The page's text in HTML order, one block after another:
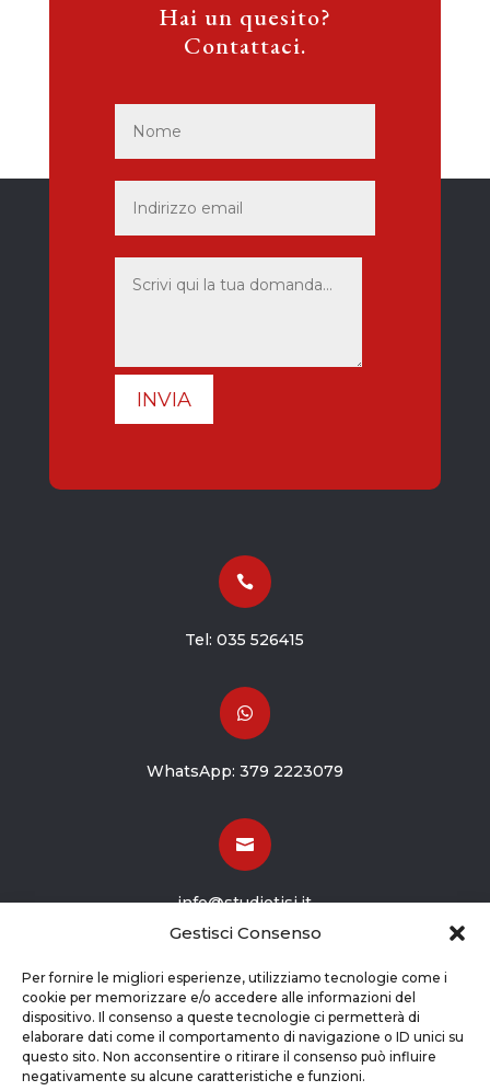
Gestisci Consenso
Per fornire le migliori esperienze, utilizziamo tecnologie come i
cookie per memorizzare e/o accedere alle informazioni del
dispositivo. Il consenso a queste tecnologie ci permetterà di
elaborare dati come il comportamento di navigazione o ID unici su
questo sito. Non acconsentire o ritirare il consenso può influire
negativamente su alcune caratteristiche e funzioni.
Hai un quesito?
Contattaci.
INVIA

Tel:035 526415

WhatsApp: 379 2223079

info@studiotisi.it

Viale Europa 8
Grassobbio BG (24050)